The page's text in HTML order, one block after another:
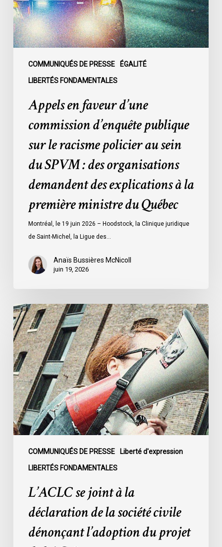
COMMUNIQUÉS DE PRESSE ÉGALITÉ
LIBERTÉS FONDAMENTALES
sur
le
racisme
policier
SPVM
organisations
explications
ministre
Québec
Appels en faveur d’une
commission d’enquête publique
sur le racisme policier au sein
du SPVM : des organisations
demandent des explications à la
première ministre du Québec
Montréal, le 19 juin 2026 – Hoodstock, la Clinique juridique
de Saint-Michel, la Ligue des…
Anaïs Bussières McNicoll
juin 19, 2026
COMMUNIQUÉS DE PRESSE Liberté d'expression
LIBERTÉS FONDAMENTALES
L’ACLC
se
joint
à
la
déclaration
de
la
société
civile
l’adoption
L’ACLC se joint à la
déclaration de la société civile
dénonçant l’adoption du projet